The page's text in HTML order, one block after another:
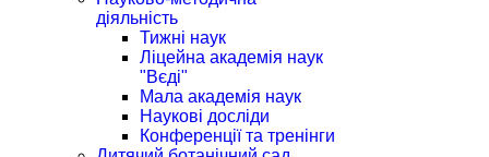
діяльність
Тижні наук
Ліцейна академія наук
"Вєді"
Мала академія наук
Наукові досліди
Конференції та тренінги